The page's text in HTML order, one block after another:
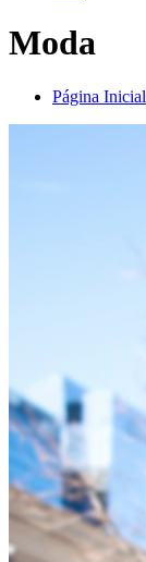
Moda
Página Inicial